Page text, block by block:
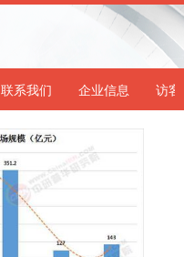
联系我们 企业信息 访客